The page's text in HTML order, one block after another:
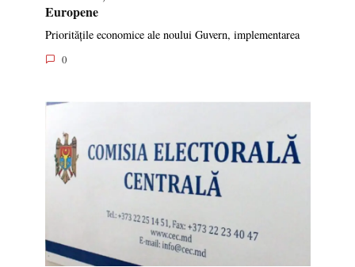
Europene
Prioritățile economice ale noului Guvern, implementarea
0